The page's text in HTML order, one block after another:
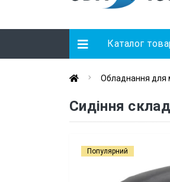
Каталог
Обладнання для
Сидіння
Популярний